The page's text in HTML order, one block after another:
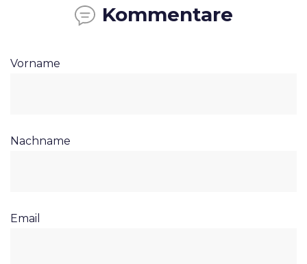
Kommentare
Vorname
Nachname
Email